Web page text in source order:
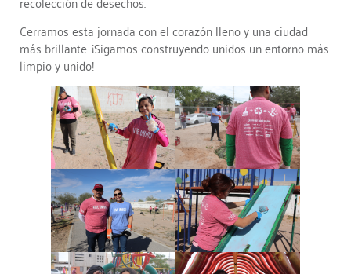
Cerramos esta jornada con el corazón lleno y una ciudad
más brillante. ¡Sigamos construyendo unidos un entorno más
limpio y unido!